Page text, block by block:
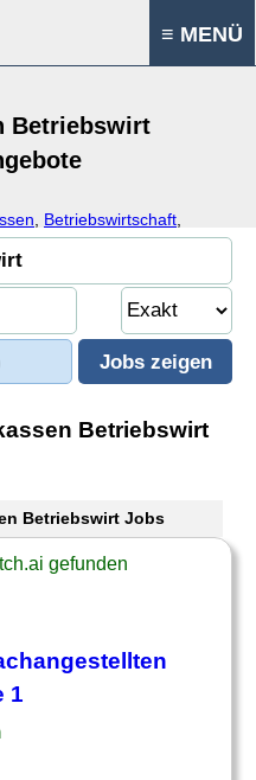
≡ MENÜ
Betriebswirt
Betriebswirtschaft
Betriebswirt
Betriebswirt Jobs
gefunden
1